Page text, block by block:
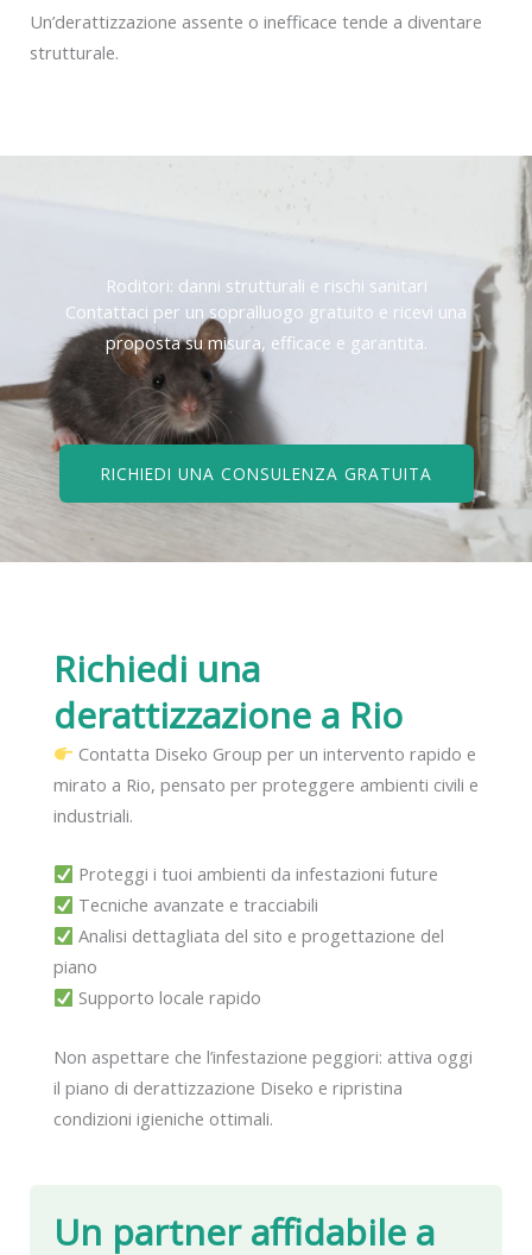
Un’derattizzazione assente o inefficace tende a diventare
strutturale.
Roditori: danni strutturali e rischi sanitari
Contattaci per un sopralluogo gratuito e ricevi una
proposta su misura, efficace e garantita.
RICHIEDI UNA CONSULENZA GRATUITA
Un partner affidabile a
Richiedi una
derattizzazione a Rio
Contatta Diseko Group per un intervento rapido e
mirato a Rio, pensato per proteggere ambienti civili e
industriali.
Proteggi i tuoi ambienti da infestazioni future
Tecniche avanzate e tracciabili
Analisi dettagliata del sito e progettazione del
piano
Supporto locale rapido
Non aspettare che l’infestazione peggiori: attiva oggi
il piano di derattizzazione Diseko e ripristina
condizioni igieniche ottimali.